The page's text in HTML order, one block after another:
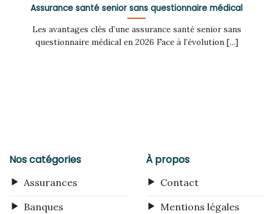
Assurance santé senior sans questionnaire médical
Les avantages clés d’une assurance santé senior sans
questionnaire médical en 2026 Face à l’évolution [...]
Nos catégories
Assurances
Banques
À propos
Contact
Mentions légales